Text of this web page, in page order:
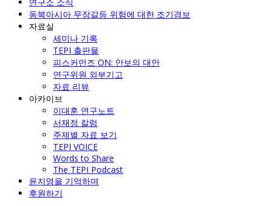
동북아시아 무장갈등 위험에 대한 조기경보
자료실
세미나 기록
TEPI 출판물
피스커먼즈 ON: 안보의 대안
연구위원 외부기고
자료 리뷰
아카이브
이대훈 연구노트
서재정 칼럼
주제별 자료 보기
TEPI VOICE
Words to Share
The TEPI Podcast
윤지영을 기억하며
후원하기